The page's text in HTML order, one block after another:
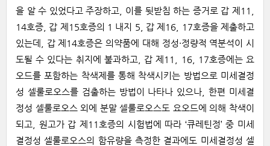
을 알 수 있었다고 주장하고, 이를 뒷받침 하는 증거로 갑 제11,
14호증, 갑 제15호증의 1 내지 5, 갑 제16, 17호증을 제출하고
있는데, 갑 제14호증은 의약품에 대해 정성·정량적 역분석이 시
도될 수 있다는 취지에 불과하고, 갑 제11, 16, 17호증에는 요
오드를 포함하는 착색제를 통해 착색시키는 방법으로 미세결정
성 셀룰로오스를 검출하는 방법이 나타나 있으나, 한편 미세결
정성 셀룰로오스 외에 분말 셀룰로오스도 요오드에 의해 착색이
되고, 원고가 갑 제11호증의 시험법에 따라 ‘큐레틴정’ 중 미세
결정성 셀룰로오스의 함유량을 측정한 결과에도 미세결정성 셀